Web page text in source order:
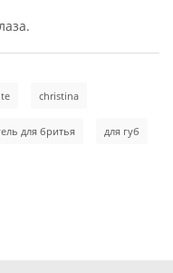
christina
для бритья для губ